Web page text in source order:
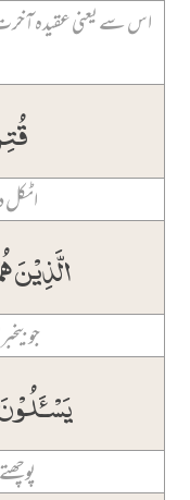
اس سے یعنی عقیدہ
الَّذِیۡنَ
جو